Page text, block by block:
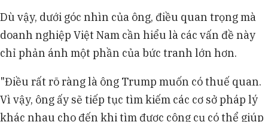
Dù vậy, dưới góc nhìn của ông, điều quan trọng mà
doanh nghiệp Việt Nam cần hiểu là các vấn đề này
chỉ phản ánh một phần của bức tranh lớn hơn.
"Điều rất rõ ràng là ông Trump muốn có thuế quan.
Vì vậy, ông ấy sẽ tiếp tục tìm kiếm các cơ sở pháp lý
khác nhau cho đến khi tìm được công cụ có thể giúp